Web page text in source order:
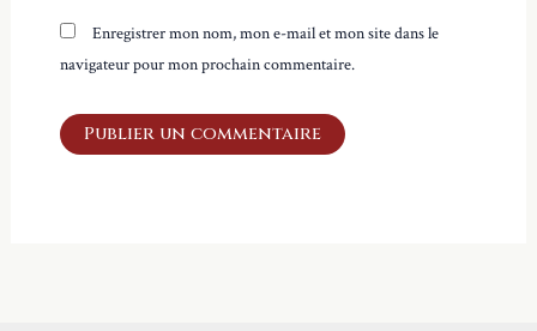
Enregistrer mon nom, mon e-mail et mon site dans le
navigateur pour mon prochain commentaire.